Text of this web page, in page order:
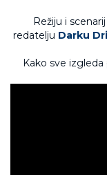
Režiju i
redatelju Darku
Kako sve